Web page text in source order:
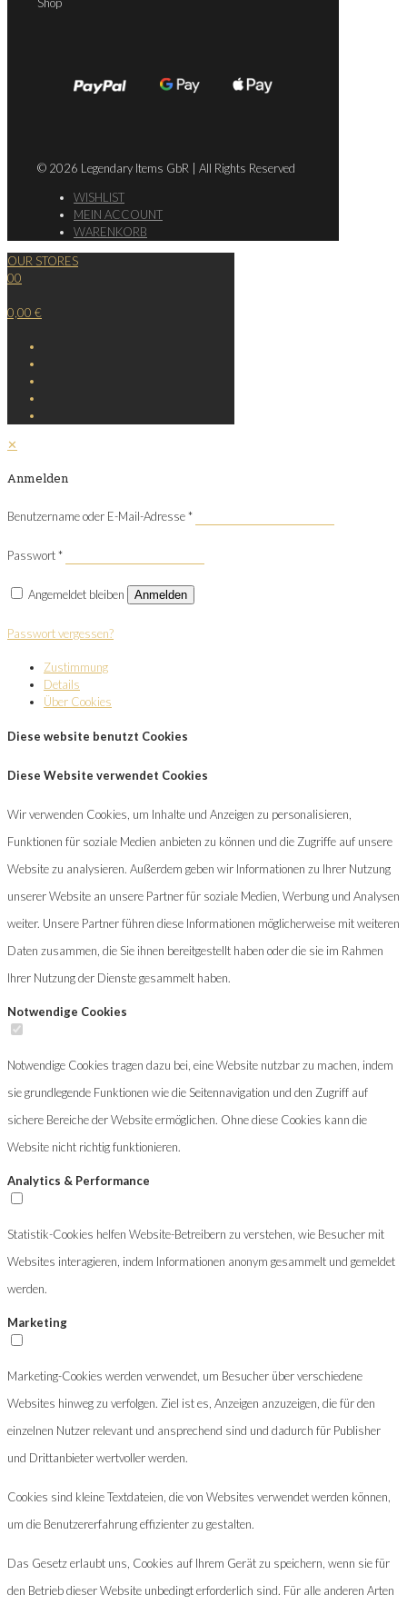
Shop
© 2026 Legendary Items GbR | All Rights Reserved
WISHLIST
MEIN ACCOUNT
WARENKORB
OUR STORES
00
0,00 €
✕
Anmelden
Benutzername oder E-Mail-Adresse*
Passwort*
Angemeldet bleiben Anmelden
Passwort vergessen?
Zustimmung
Details
Über Cookies
Diese website benutzt Cookies
Diese Website verwendet Cookies
Wir verwenden Cookies, um Inhalte und Anzeigen zu personalisieren,
Funktionen für soziale Medien anbieten zu können und die Zugriffe auf unsere
Website zu analysieren. Außerdem geben wir Informationen zu Ihrer Nutzung
unserer Website an unsere Partner für soziale Medien, Werbung und Analysen
weiter. Unsere Partner führen diese Informationen möglicherweise mit weiteren
Daten zusammen, die Sie ihnen bereitgestellt haben oder die sie im Rahmen
Ihrer Nutzung der Dienste gesammelt haben.
Notwendige Cookies
Notwendige Cookies tragen dazu bei, eine Website nutzbar zu machen, indem
sie grundlegende Funktionen wie die Seitennavigation und den Zugriff auf
sichere Bereiche der Website ermöglichen. Ohne diese Cookies kann die
Website nicht richtig funktionieren.
Analytics & Performance
Statistik-Cookies helfen Website-Betreibern zu verstehen, wie Besucher mit
Websites interagieren, indem Informationen anonym gesammelt und gemeldet
werden.
Marketing
Marketing-Cookies werden verwendet, um Besucher über verschiedene
Websites hinweg zu verfolgen. Ziel ist es, Anzeigen anzuzeigen, die für den
einzelnen Nutzer relevant und ansprechend sind und dadurch für Publisher
und Drittanbieter wertvoller werden.
Cookies sind kleine Textdateien, die von Websites verwendet werden können,
um die Benutzererfahrung effizienter zu gestalten.
Das Gesetz erlaubt uns, Cookies auf Ihrem Gerät zu speichern, wenn sie für
den Betrieb dieser Website unbedingt erforderlich sind. Für alle anderen Arten